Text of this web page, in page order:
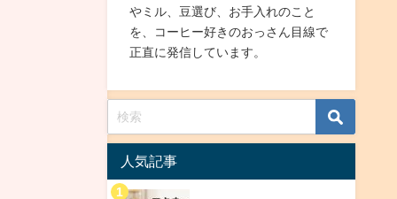
やミル、豆選び、お手入れのこと
を、コーヒー好きのおっさん目線で
正直に発信しています。
人気記事